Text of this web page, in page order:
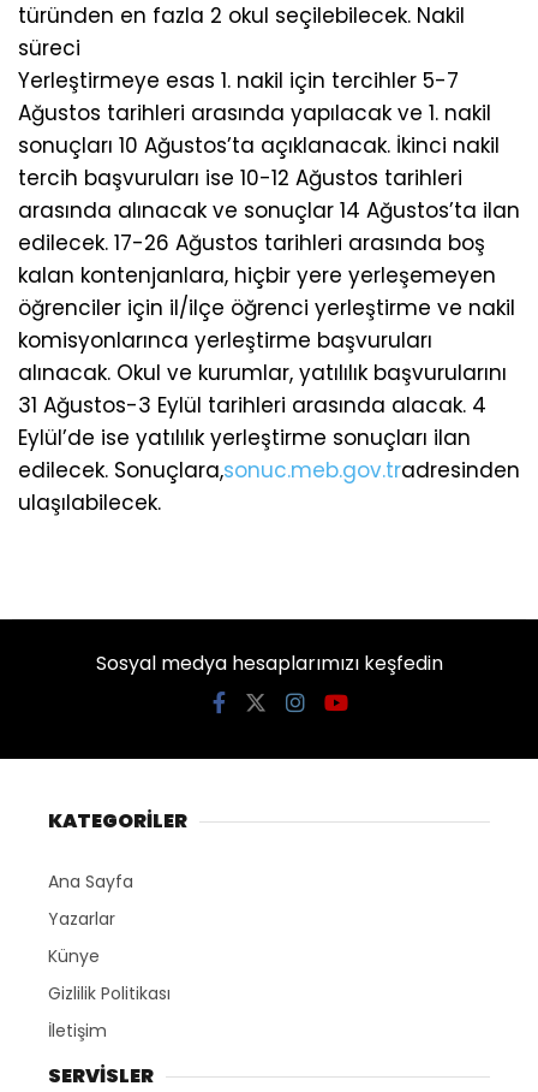
türünden en fazla 2 okul seçilebilecek. Nakil
süreci
Yerleştirmeye esas 1. nakil için tercihler 5-7
Ağustos tarihleri arasında yapılacak ve 1. nakil
sonuçları 10 Ağustos’ta açıklanacak. İkinci nakil
tercih başvuruları ise 10-12 Ağustos tarihleri
arasında alınacak ve sonuçlar 14 Ağustos’ta ilan
edilecek. 17-26 Ağustos tarihleri arasında boş
kalan kontenjanlara, hiçbir yere yerleşemeyen
öğrenciler için il/ilçe öğrenci yerleştirme ve nakil
komisyonlarınca yerleştirme başvuruları
alınacak. Okul ve kurumlar, yatılılık başvurularını
31 Ağustos-3 Eylül tarihleri arasında alacak. 4
Eylül’de ise yatılılık yerleştirme sonuçları ilan
edilecek. Sonuçlara,sonuc.meb.gov.tradresinden
ulaşılabilecek.
Sosyal medya hesaplarımızı keşfedin
KATEGORİLER
Ana Sayfa
Yazarlar
Künye
Gizlilik Politikası
İletişim
SERVİSLER